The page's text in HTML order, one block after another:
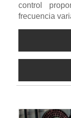
control
frecuencia